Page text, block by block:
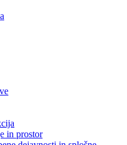
in prostor